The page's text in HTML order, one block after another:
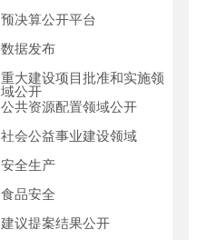
预决算公开平台
数据发布
重大建设项目批准和实施领
域公开
公共资源配置领域公开
社会公益事业建设领域
安全生产
食品安全
建议提案结果公开